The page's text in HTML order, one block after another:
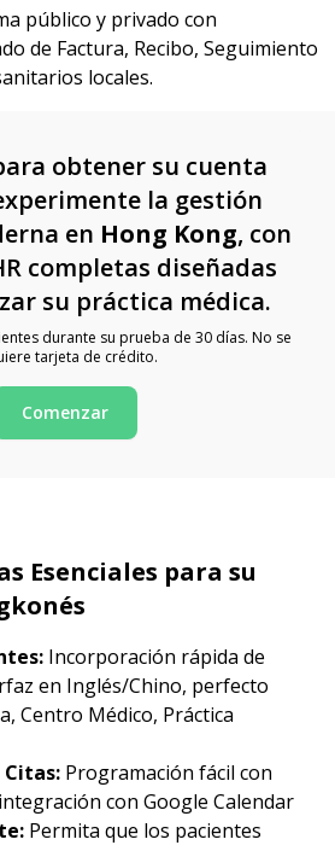
público y privado con
de Factura, Recibo, Seguimiento
locales.
obtener su cuenta
la gestión
en Hong Kong, con
completas diseñadas
su práctica médica.
durante su prueba de 30 días. No se
tarjeta de crédito.
Comenzar
Esenciales para su
Incorporación rápida de
en Inglés/Chino, perfecto
Centro Médico, Práctica
Programación fácil con
con Google Calendar
Permita que los pacientes